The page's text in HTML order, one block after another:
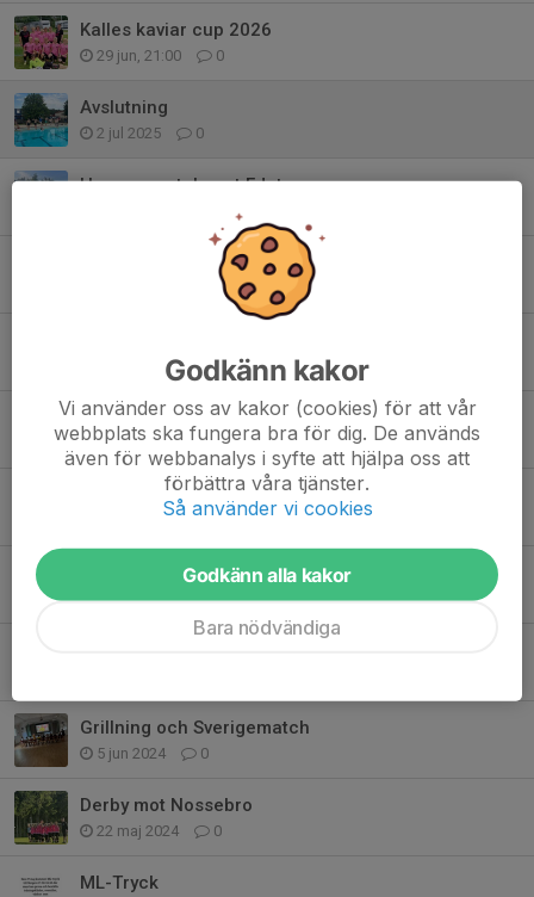
Kalles kaviar cup 2026
29 jun, 21:00 0
Avslutning
2 jul 2025 0
Hemma match mot Edet
Match mot Vänersborg
0
7 maj 2025 0
Serie premiär för P14
4 maj 2025 0
Cup Axvall
26 apr 2025 0
25 jun 2024 2
Grillning och Sverigematch
5 jun 2024 0
Derby mot Nossebro
22 maj 2024 0
ML-Tryck
Godkänn kakor
Vi använder oss av kakor (cookies) för att vår
webbplats ska fungera bra för dig. De används
även för webbanalys i syfte att hjälpa oss att
förbättra våra tjänster.
Så använder vi cookies
Godkänn alla kakor
Bara nödvändiga